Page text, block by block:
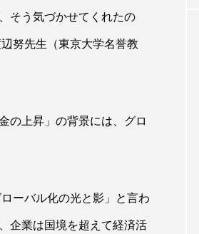
そう気づかせてくれたの
努先生（東京大学名誉教
の上昇」の背景には、グロ
ーバル化の光と影」と言わ
企業は国境を超えて経済活